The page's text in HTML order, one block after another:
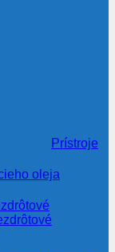
Prístroje
oleja